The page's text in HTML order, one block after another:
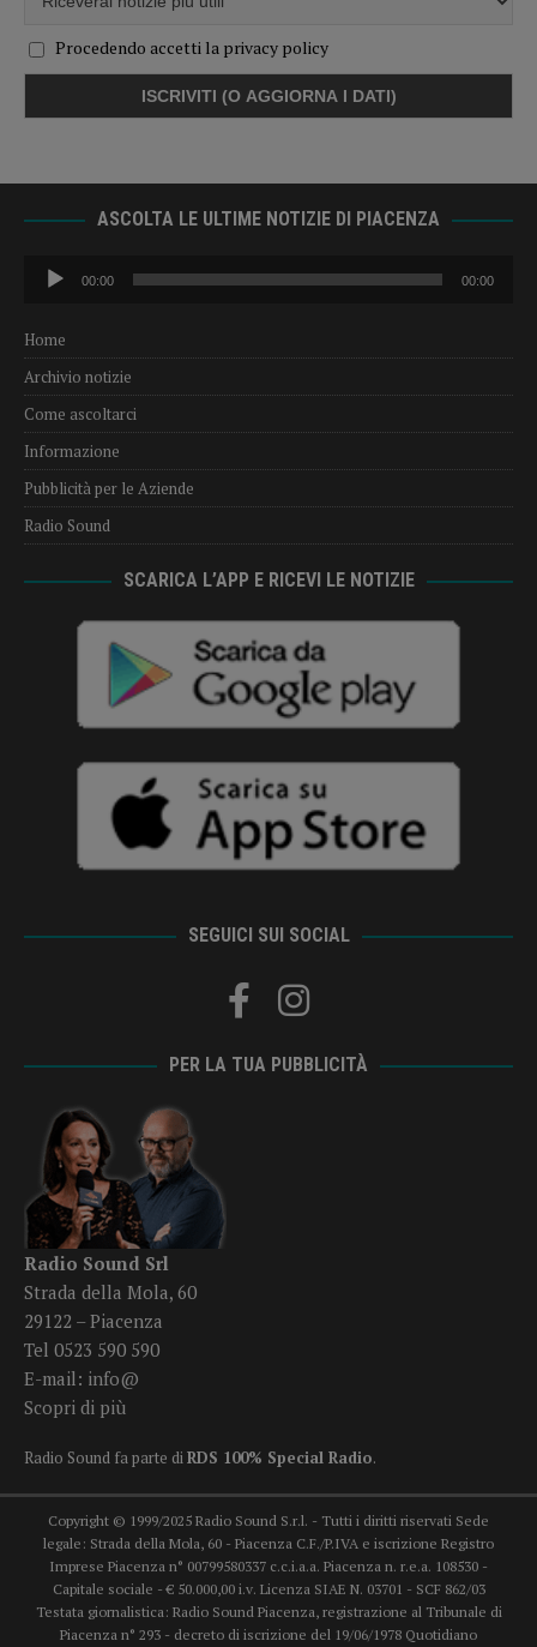
Procedendo accetti la privacy policy
ASCOLTA LE ULTIME NOTIZIE DI PIACENZA
Audio
Player
00:00 00:00
Home
Archivio notizie
Come ascoltarci
Informazione
Pubblicità per le Aziende
Radio Sound
SCARICA L’APP E RICEVI LE NOTIZIE
SEGUICI SUI SOCIAL
PER LA TUA PUBBLICITÀ
Radio Sound Srl
Strada della Mola, 60
29122 – Piacenza
Tel 0523 590 590
E-mail: info@
Scopri di più
Radio Sound fa parte diRDS 100% Special Radio.
Copyright © 1999/2025 Radio Sound S.r.l. - Tutti i diritti riservati Sede
legale: Strada della Mola, 60 - Piacenza C.F./P.IVA e iscrizione Registro
Imprese Piacenza n° 00799580337 c.c.i.a.a. Piacenza n. r.e.a. 108530 -
Capitale sociale - € 50.000,00 i.v. Licenza SIAE N. 03701 - SCF 862/03
Testata giornalistica: Radio Sound Piacenza, registrazione al Tribunale di
Piacenza n° 293 - decreto di iscrizione del 19/06/1978 Quotidiano